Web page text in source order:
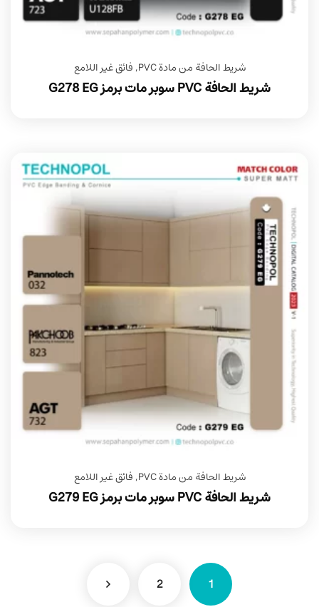
شريط الحافة من مادة PVC , فائق غير اللامع
شريط الحافة PVC سوبر مات برمز G278 EG
شريط الحافة من مادة PVC , فائق غير اللامع
شريط الحافة PVC سوبر مات برمز G279 EG
1
2